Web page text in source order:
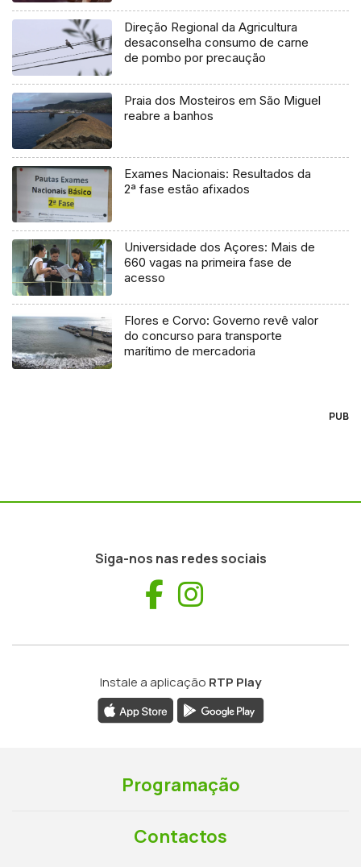
Direção Regional da Agricultura
desaconselha consumo de carne
de pombo por precaução
Praia dos Mosteiros em São Miguel
reabre a banhos
Exames Nacionais: Resultados da
2ª fase estão afixados
Universidade dos Açores: Mais de
660 vagas na primeira fase de
acesso
Flores e Corvo: Governo revê valor
do concurso para transporte
marítimo de mercadoria
PUB
Siga-nos nas redes sociais
Facebook
Instale a aplicação RTP Play
Programação
Contactos